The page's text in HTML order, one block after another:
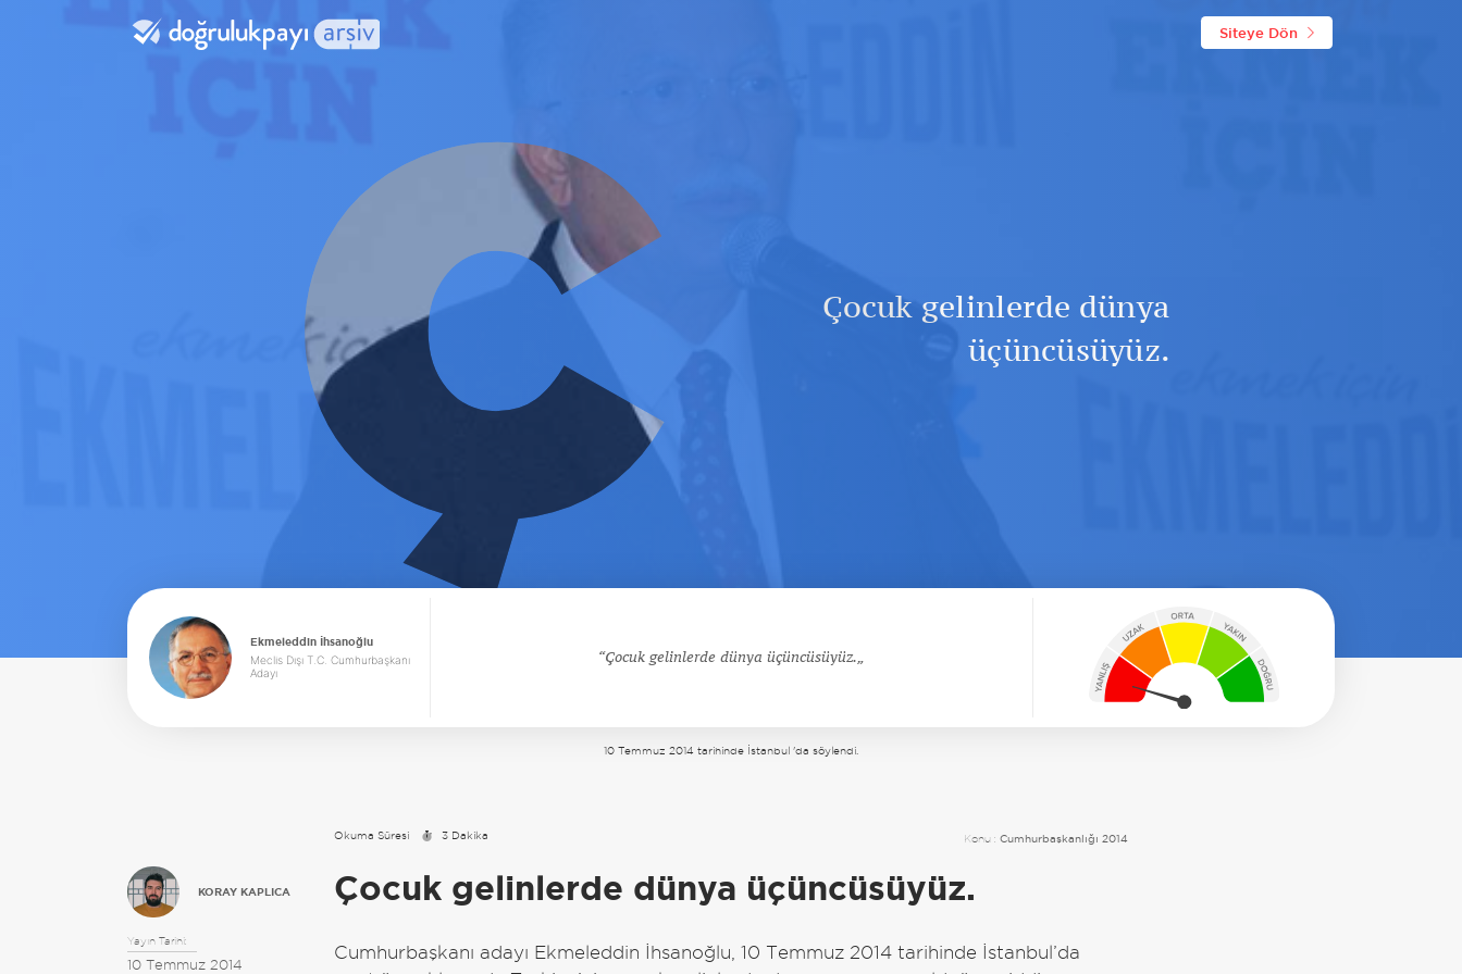
Siteye Dön
Ç
Çocuk gelinlerde dünya
üçüncüsüyüz.
Ekmeleddin İhsanoğlu
Meclis Dışı T.C. Cumhurbaşkanı
Adayı
Çocuk gelinlerde dünya üçüncüsüyüz.
10 Temmuz 2014 tarihinde İstanbul 'da söylendi.
Okuma Süresi 3 Dakika Konu : Cumhurbaşkanlığı 2014
KORAY KAPLICA
Yayın Tarihi:
10 Temmuz 2014
Çocuk gelinlerde dünya üçüncüsüyüz.
Cumhurbaşkanı adayı Ekmeleddin İhsanoğlu, 10 Temmuz 2014 tarihinde İstanbul’da